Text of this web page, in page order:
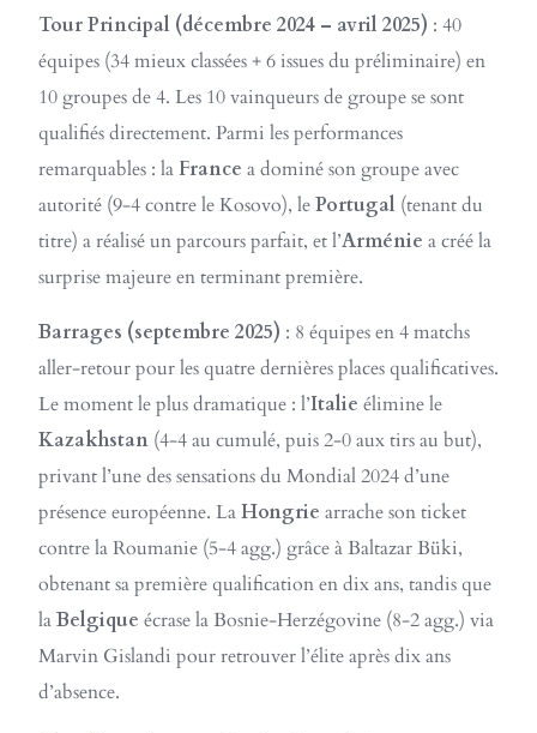
Tour Principal (décembre 2024 – avril 2025) : 40
équipes (34 mieux classées + 6 issues du préliminaire) en
10 groupes de 4. Les 10 vainqueurs de groupe se sont
qualifiés directement. Parmi les performances
remarquables : la France a dominé son groupe avec
autorité (9-4 contre le Kosovo), lePortugal (tenant du
titre) a réalisé un parcours parfait, et l’Arménie a créé la
surprise majeure en terminant première.
Barrages (septembre 2025) : 8 équipes en 4 matchs
aller-retour pour les quatre dernières places qualificatives.
Le moment le plus dramatique : l’Italie élimine le
Kazakhstan (4-4 au cumulé, puis 2-0 aux tirs au but),
privant l’une des sensations du Mondial 2024 d’une
présence européenne. LaHongrie arrache son ticket
contre la Roumanie (5-4 agg.) grâce à Baltazar Büki,
obtenant sa première qualification en dix ans, tandis que
laBelgique écrase la Bosnie-Herzégovine (8-2 agg.) via
Marvin Gislandi pour retrouver l’élite après dix ans
d’absence.